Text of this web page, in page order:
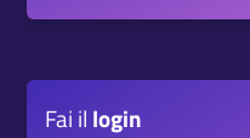
Fai il login